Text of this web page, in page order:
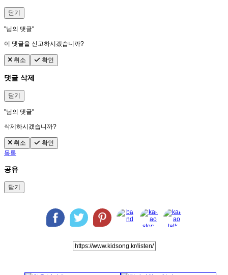
닫기
"님의 댓글"
이 댓글을 신고하시겠습니까?
취소 확인
댓글 삭제
닫기
"님의 댓글"
삭제하시겠습니까?
취소
확인
목록
공유
닫기